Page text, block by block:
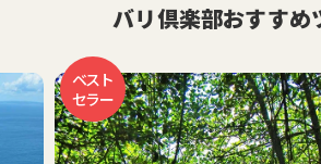
バリ倶楽部おすすめ